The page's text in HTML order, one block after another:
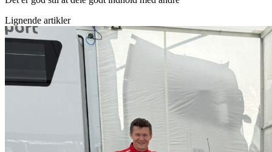
Lignende artikler